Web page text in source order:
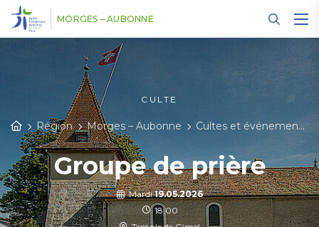
MORGES – AUBONNE
CULTE
Région Morges – Aubonne Cultes et événements
Groupe de prière
Mardi19.05.2026
18:00
Panneau de gestion des cookies